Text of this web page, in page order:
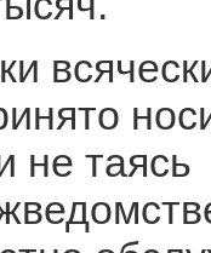
не таясь